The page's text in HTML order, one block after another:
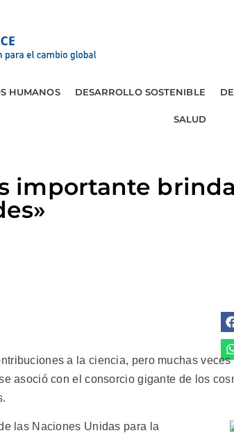
HUMANOS DESARROLLO SOSTENIBLE
SALUD
importante
a la ciencia, pero muchas
asoció con el consorcio gigante de los
las Naciones Unidas para la